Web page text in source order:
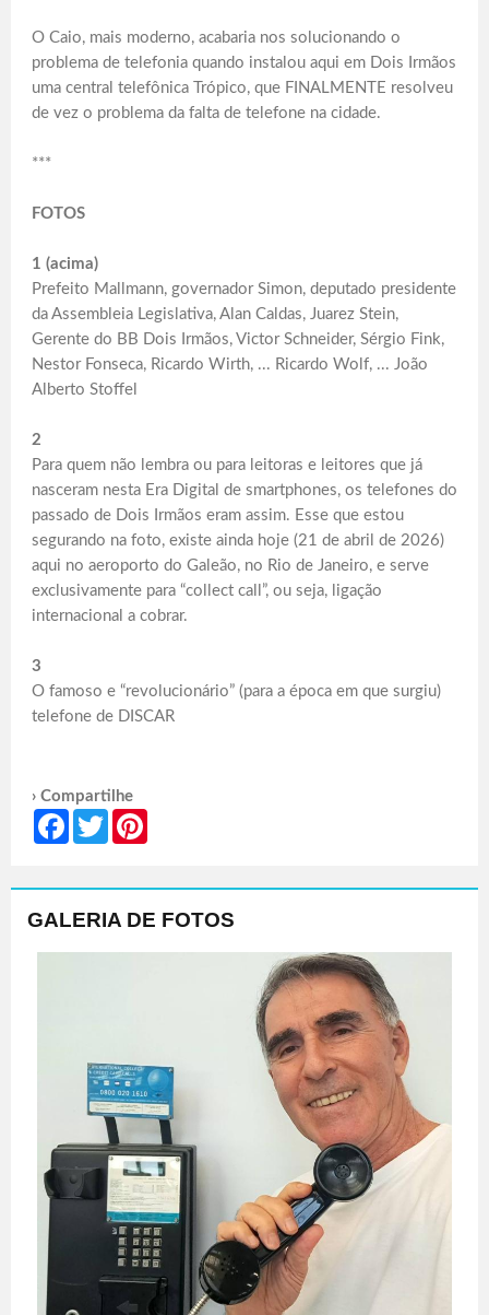
O Caio, mais moderno, acabaria nos solucionando o
problema de telefonia quando instalou aqui em Dois Irmãos
uma central telefônica Trópico, que FINALMENTE resolveu
de vez o problema da falta de telefone na cidade.
***
FOTOS
1 (acima)
Prefeito Mallmann, governador Simon, deputado presidente
da Assembleia Legislativa, Alan Caldas, Juarez Stein,
Gerente do BB Dois Irmãos, Victor Schneider, Sérgio Fink,
Nestor Fonseca, Ricardo Wirth, ... Ricardo Wolf, ... João
Alberto Stoffel
2
Para quem não lembra ou para leitoras e leitores que já
nasceram nesta Era Digital de smartphones, os telefones do
passado de Dois Irmãos eram assim. Esse que estou
segurando na foto, existe ainda hoje (21 de abril de 2026)
aqui no aeroporto do Galeão, no Rio de Janeiro, e serve
exclusivamente para “collect call”, ou seja, ligação
internacional a cobrar.
3
O famoso e “revolucionário” (para a época em que surgiu)
telefone de DISCAR
› Compartilhe
Facebook
Twitter
GALERIA DE FOTOS